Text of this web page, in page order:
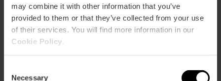
may combine it with other information that you’ve
provided to them or that they’ve collected from your use
of their services. You will find more information in our
Cookie Policy
Necessary
Metro
L5,L7
Bus
32